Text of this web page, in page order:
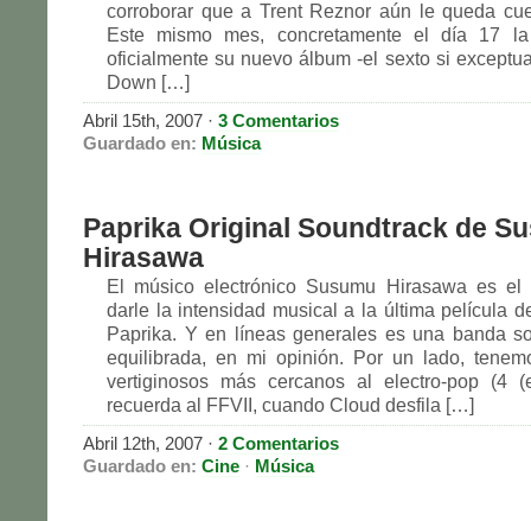
corroborar que a Trent Reznor aún le queda
Este mismo mes, concretamente el día 17
oficialmente su nuevo álbum -el sexto si
Down […]
Abril 15th, 2007 · 3 Comentarios
Guardado en: Música
Paprika Original Soundtrack de
Hirasawa
El músico electrónico Susumu Hirasawa es el
darle la intensidad musical a la última película
Paprika. Y en líneas generales es una banda
equilibrada, en mi opinión. Por un lado,
vertiginosos más cercanos al electro-pop (4
recuerda al FFVII, cuando Cloud desfila […]
Abril 12th, 2007 · 2 Comentarios
Guardado en: Cine · Música